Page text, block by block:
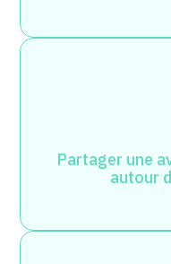
Partager une
autour